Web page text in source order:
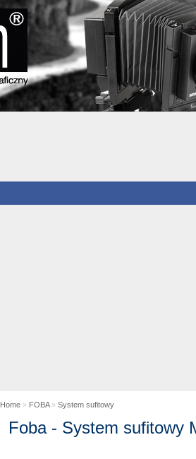
Home » FOBA» System sufitowy
Foba - System sufitowy